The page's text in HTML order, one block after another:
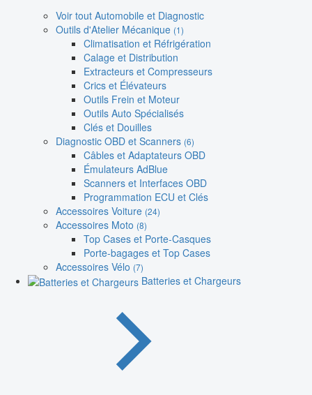
Voir tout Automobile et Diagnostic
Outils d'Atelier Mécanique (1)
Climatisation et Réfrigération
Calage et Distribution
Extracteurs et Compresseurs
Crics et Élévateurs
Outils Frein et Moteur
Outils Auto Spécialisés
Clés et Douilles
Diagnostic OBD et Scanners (6)
Câbles et Adaptateurs OBD
Émulateurs AdBlue
Scanners et Interfaces OBD
Programmation ECU et Clés
Accessoires Voiture (24)
Accessoires Moto (8)
Top Cases et Porte-Casques
Porte-bagages et Top Cases
Accessoires Vélo (7)
Batteries et Chargeurs